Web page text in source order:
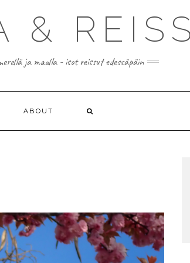
&
ja maalla - isot reissut edessäpäin
ABOUT